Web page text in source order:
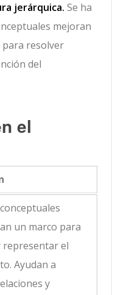
jerárquica. Se ha
mejoran
para resolver
del
el
un marco para
el
Ayudan a
y